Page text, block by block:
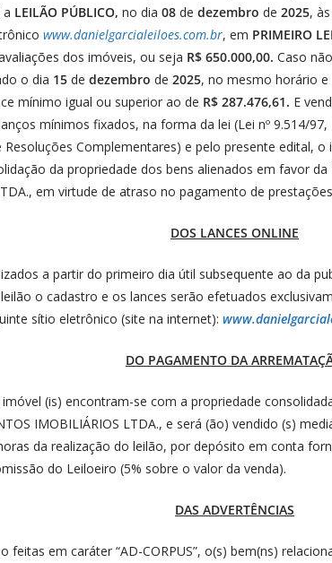
a LEILÃO PÚBLICO, no dia 08 de dezembro de 2025, às
www.danielgarcialeiloes.com.br, em PRIMEIRO
dos imóveis, ou seja R$ 650.000,00. Caso
o dia 15 de dezembro de 2025, no mesmo horário
mínimo igual ou superior ao de R$ 287.476,61. E
mínimos fixados, na forma da lei (Lei nº 9.514/
Resoluções Complementares) e pelo presente edital,
da propriedade dos bens alienados em favor da
em virtude de atraso no pagamento de
DOS LANCES ONLINE
a partir do primeiro dia útil subsequente ao da
o cadastro e os lances serão efetuados
sítio eletrônico (site na internet):
DO PAGAMENTO DA
(is) encontram-se com a propriedade
IMOBILIÁRIOS LTDA., e será (ão) vendido (s)
da realização do leilão, por depósito em conta
do Leiloeiro (5% sobre o valor da venda).
DAS ADVERTÊNCIAS
feitas em caráter “AD-CORPUS”, o(s) bem(ns)